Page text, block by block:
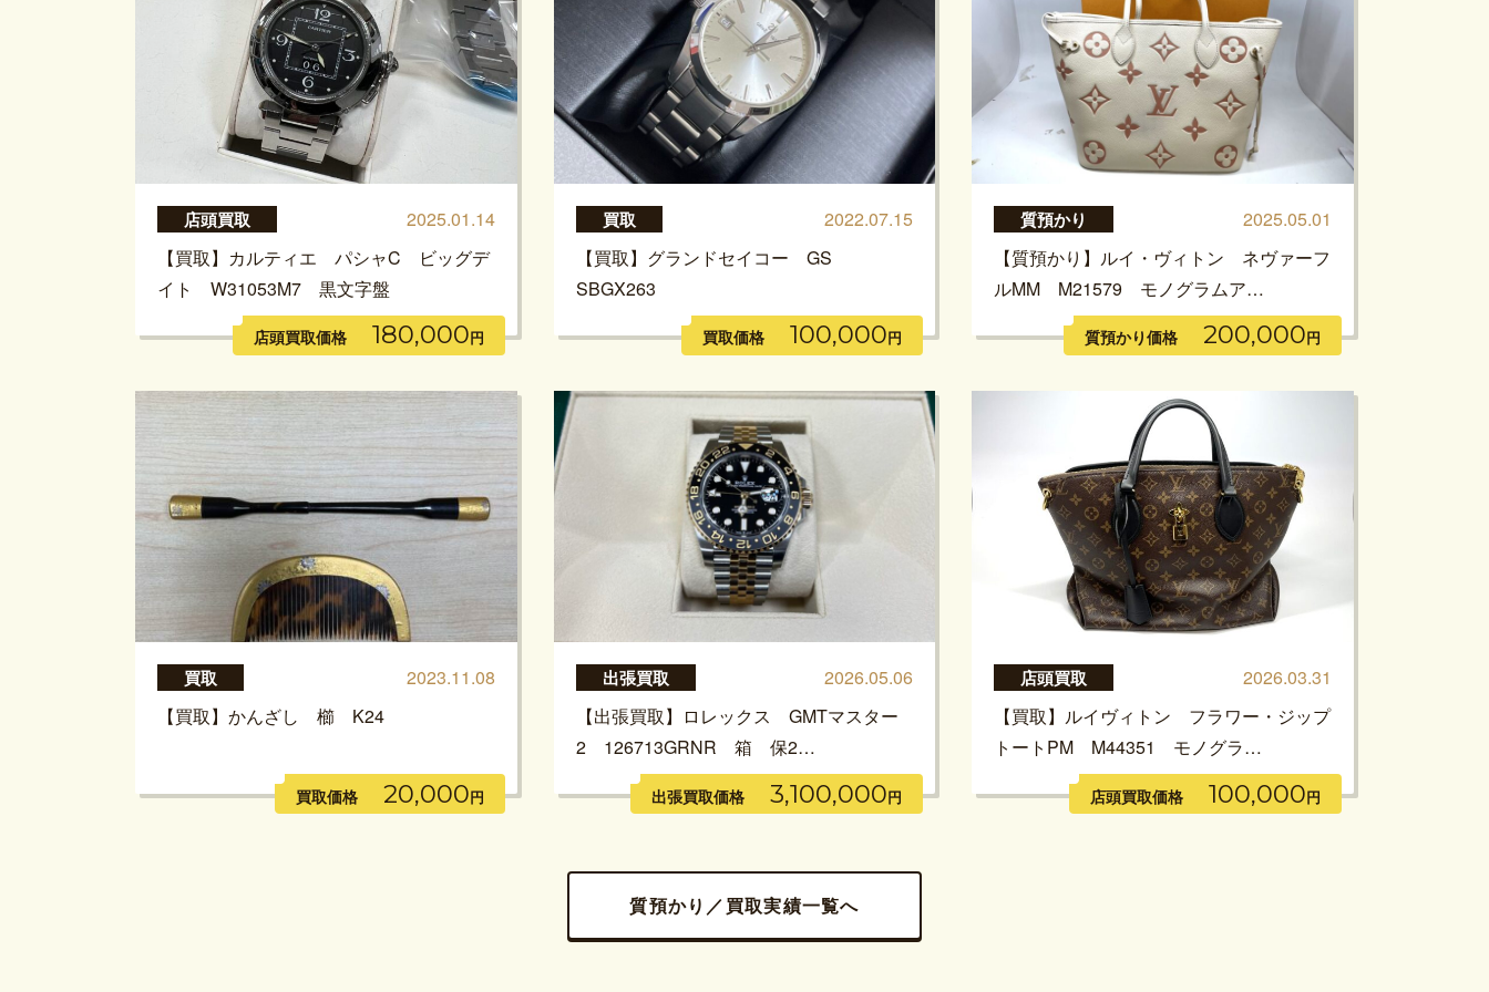
店頭買取
2025.01.14
【買取】カルティエ パシャC ビッグデ
イト W31053M7 黒文字盤
店頭買取価格 180,000円
買取
2022.07.15
【買取】グランドセイコー GS
SBGX263
買取価格 100,000円
質預かり
2025.05.01
【質預かり】ルイ・ヴィトン ネヴァーフ
ルMM M21579 モノグラムア…
質預かり価格 200,000円
買取
2023.11.08
【買取】かんざし 櫛 K24
買取価格 20,000円
出張買取
2026.05.06
【出張買取】ロレックス GMTマスター
2 126713GRNR 箱 保2…
出張買取価格 3,100,000円
店頭買取
2026.03.31
【買取】ルイヴィトン フラワー・ジップ
トートPM M44351 モノグラ…
店頭買取価格 100,000円
質預かり／買取実績一覧へ